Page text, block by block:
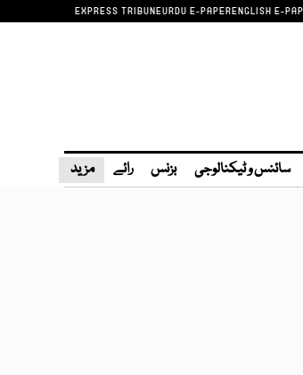
EXPRESS TRIBUNEURDU E-PAPERENGLISH E-
سائنس و ٹیکنالوجی بزنس رائے مزید